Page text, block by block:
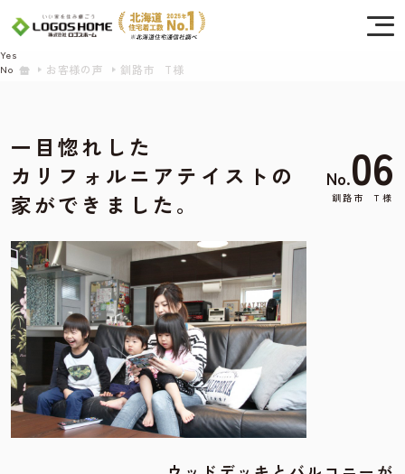
お客様の声 釧路市 T様
一目惚れした
カリフォルニアテイストの
家ができました。
No.06
釧路市 T様
Cookie を使用して、お客様の活動を追跡してもよろしいですか? 当社ではお客様の
プライバシーを極めて重視しています。詳細について、およびご質問がある場合
は、当社のプライバシーポリシーをご覧ください。
Yes
No